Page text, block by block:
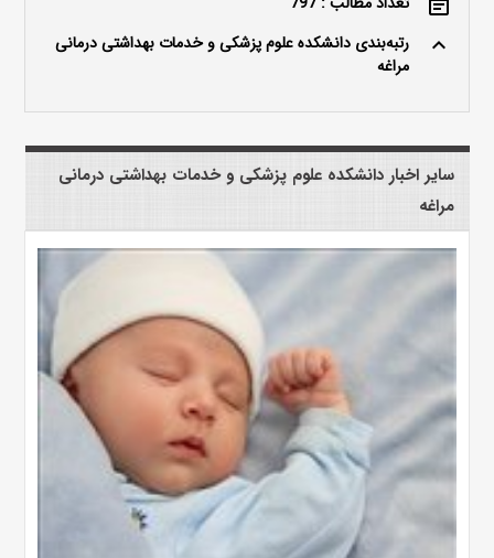
event_note
keyboard_arrow_up
رتبه‌بندی دانشکده علوم پزشکی و خدمات بهداشتی درمانی
مراغه
سایر اخبار دانشکده علوم پزشکی و خدمات بهداشتی درمانی
مراغه